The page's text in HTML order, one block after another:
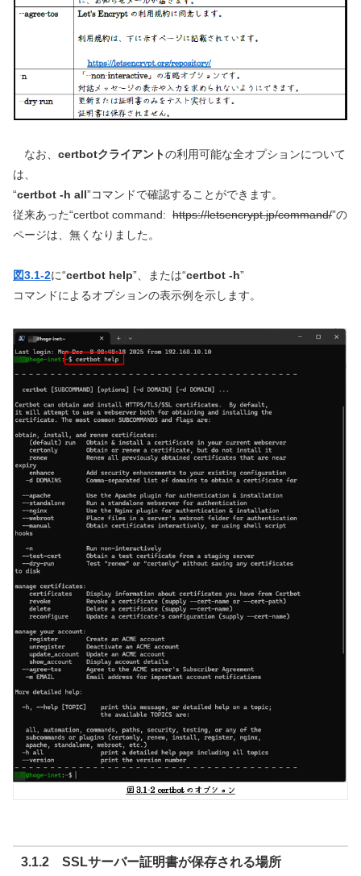
なお、 certbotクライアントの利用可能な全オプションについて
は、
“certbot -h all”コマンドで確認することができます。
従来あった“certbot command: https://letsencrypt.jp/command/”の
ページは、無くなりました。
図3.1-2に“certbot help”、または“certbot -h”
コマンドによるオプションの表示例を示します。
3.1.2 SSLサーバー証明書が保存される場所